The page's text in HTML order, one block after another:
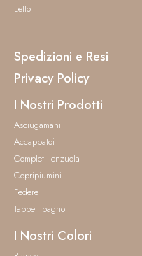
Letto
Spedizioni e Resi
Privacy Policy
I Nostri Prodotti
Asciugamani
Accappatoi
Completi lenzuola
Copripiumini
Federe
Tappeti bagno
I Nostri Colori